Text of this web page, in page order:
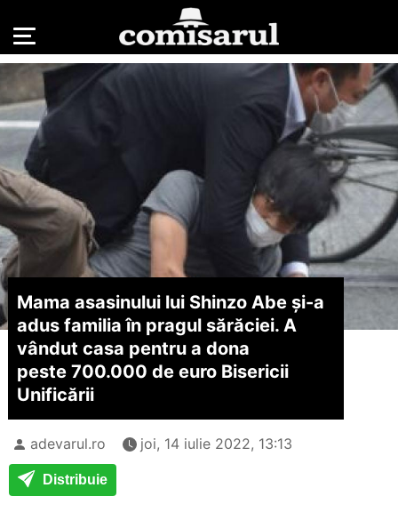
Mama asasinului lui Shinzo Abe şi-a
adus familia în pragul sărăciei. A
vândut casa pentru a dona
peste 700.000 de euro Bisericii
Unificării
adevarul.ro joi, 14 iulie 2022, 13:13
Distribuie